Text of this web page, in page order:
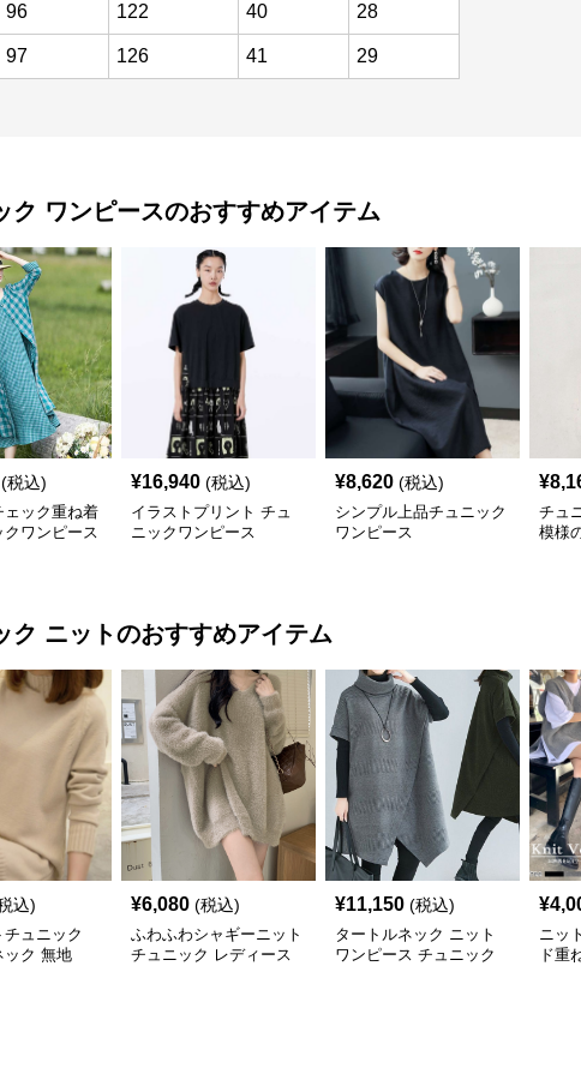
96 122 40 28
97 126 41 29
ク ワンピースのおすすめアイテム
(税込)
ェック重ね着
クワンピース
¥16,940 (税込)
イラストプリント チュ
ニックワンピース
¥8,620 (税込)
シンプル上品チュニック
ワンピース
¥
チュ
模様
ク ニットのおすすめアイテム
込)
ュニック
ック 無地
¥6,080 (税込)
ふわふわシャギーニット
チュニック レディース
¥11,150 (税込)
タートルネック ニット
ワンピース チュニック
¥
ニッ
ド重